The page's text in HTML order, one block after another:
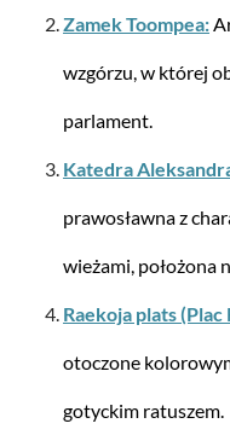
Samsonite
Od 581,25 zł*
Zamek Toompea:
wzgórzu, w której
parlament.
Katedra
prawosławna z
wieżami, położona
Raekoja plats
otoczone
gotyckim ratuszem.